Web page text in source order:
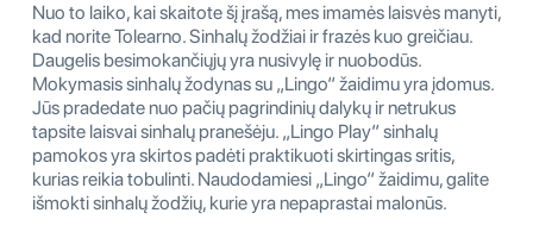
Nuo to laiko, kai skaitote šį įrašą, mes imamės laisvės manyti,
kad norite Tolearno. Sinhalų žodžiai ir frazės kuo greičiau.
Daugelis besimokančiųjų yra nusivylę ir nuobodūs.
Mokymasis sinhalų žodynas su „Lingo“ žaidimu yra įdomus.
Jūs pradedate nuo pačių pagrindinių dalykų ir netrukus
tapsite laisvai sinhalų pranešėju. „Lingo Play“ sinhalų
pamokos yra skirtos padėti praktikuoti skirtingas sritis,
kurias reikia tobulinti. Naudodamiesi „Lingo“ žaidimu, galite
išmokti sinhalų žodžių, kurie yra nepaprastai malonūs.